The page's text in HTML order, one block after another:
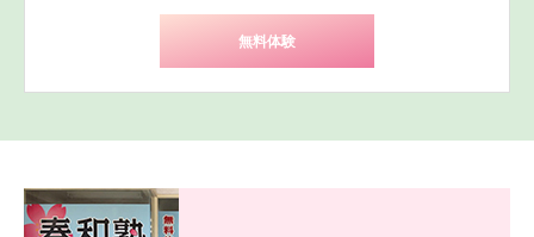
無料体験